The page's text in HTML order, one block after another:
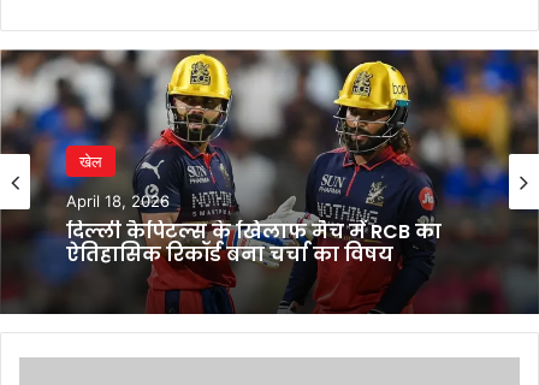
खेल
April 18, 2026
दिल्ली कैपिटल्स के खिलाफ मैच में RCB का
ऐतिहासिक रिकॉर्ड बना चर्चा का विषय